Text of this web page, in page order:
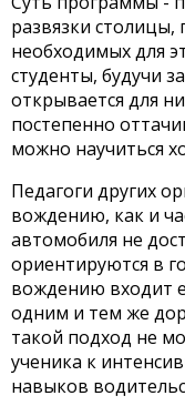
развязки
необходимых для
студенты, будучи
открывается для
постепенно
можно научиться
Педагоги других
вождению, как и
автомобиля не
ориентируются в
вождению входит
одним и тем же
такой подход не
ученика к
навыков